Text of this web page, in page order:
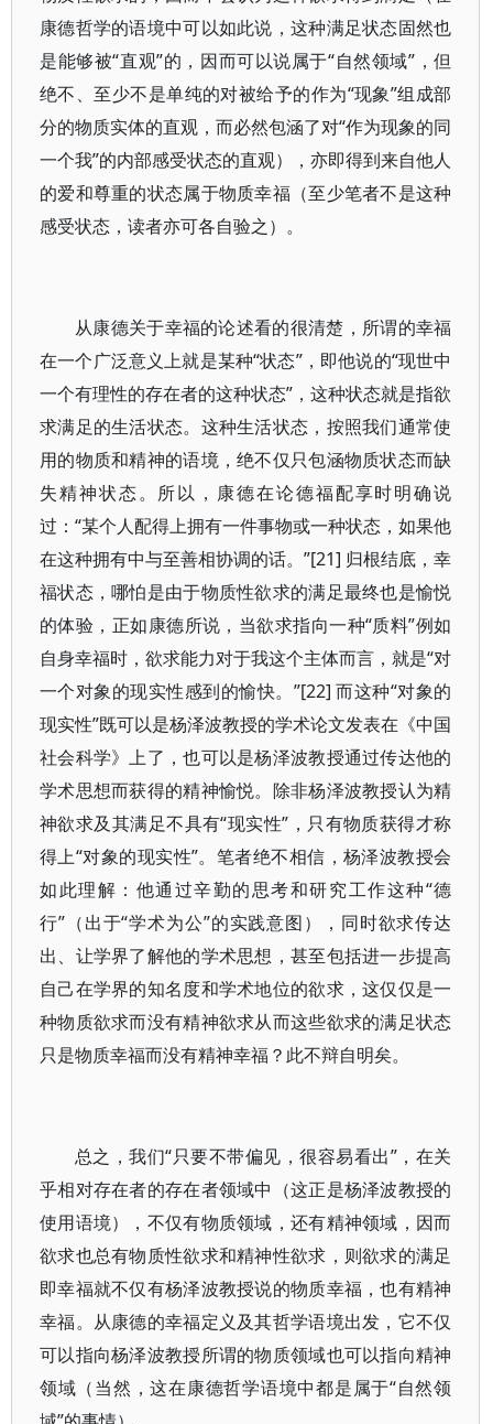
康德哲学的语境中可以如此说，这种满足状态固然也
是能够被“直观”的，因而可以说属于“自然领域”，但
绝不、至少不是单纯的对被给予的作为“现象”组成部
分的物质实体的直观，而必然包涵了对“作为现象的同
一个我”的内部感受状态的直观），亦即得到来自他人
的爱和尊重的状态属于物质幸福（至少笔者不是这种
感受状态，读者亦可各自验之）。
从康德关于幸福的论述看的很清楚，所谓的幸福
在一个广泛意义上就是某种“状态”，即他说的“现世中
一个有理性的存在者的这种状态”，这种状态就是指欲
求满足的生活状态。这种生活状态，按照我们通常使
用的物质和精神的语境，绝不仅只包涵物质状态而缺
失精神状态。所以，康德在论德福配享时明确说
过：“某个人配得上拥有一件事物或一种状态，如果他
在这种拥有中与至善相协调的话。”[21] 归根结底，幸
福状态，哪怕是由于物质性欲求的满足最终也是愉悦
的体验，正如康德所说，当欲求指向一种“质料”例如
自身幸福时，欲求能力对于我这个主体而言，就是“对
一个对象的现实性感到的愉快。”[22] 而这种“对象的
现实性”既可以是杨泽波教授的学术论文发表在《中国
社会科学》上了，也可以是杨泽波教授通过传达他的
学术思想而获得的精神愉悦。除非杨泽波教授认为精
神欲求及其满足不具有“现实性”，只有物质获得才称
得上“对象的现实性”。笔者绝不相信，杨泽波教授会
如此理解：他通过辛勤的思考和研究工作这种“德
行”（出于“学术为公”的实践意图），同时欲求传达
出、让学界了解他的学术思想，甚至包括进一步提高
自己在学界的知名度和学术地位的欲求，这仅仅是一
种物质欲求而没有精神欲求从而这些欲求的满足状态
只是物质幸福而没有精神幸福？此不辩自明矣。
总之，我们“只要不带偏见，很容易看出”，在关
乎相对存在者的存在者领域中（这正是杨泽波教授的
使用语境），不仅有物质领域，还有精神领域，因而
欲求也总有物质性欲求和精神性欲求，则欲求的满足
即幸福就不仅有杨泽波教授说的物质幸福，也有精神
幸福。从康德的幸福定义及其哲学语境出发，它不仅
可以指向杨泽波教授所谓的物质领域也可以指向精神
领域（当然，这在康德哲学语境中都是属于“自然领